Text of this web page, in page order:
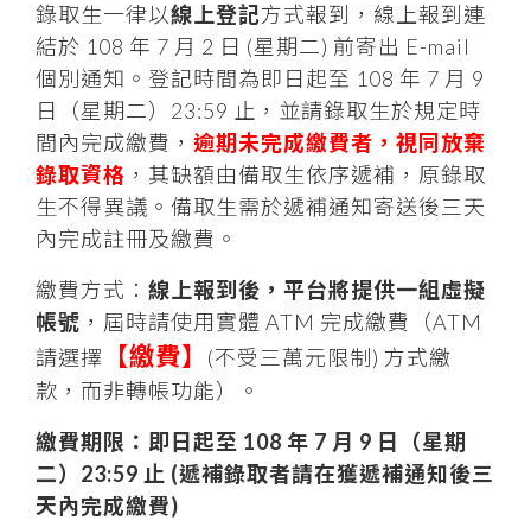
錄取生一律以線上登記方式報到，線上報到連
結於 108 年 7 月 2 日 (星期二) 前寄出 E-mail
個別通知。登記時間為即日起至 108 年 7 月 9
日（星期二）23:59 止，並請錄取生於規定時
間內完成繳費， 逾期未完成繳費者，視同放棄
錄取資格 ，其缺額由備取生依序遞補，原錄取
生不得異議。備取生需於遞補通知寄送後三天
內完成註冊及繳費。
繳費方式： 線上報到後，平台將提供一組虛擬
帳號 ，屆時請使用實體 ATM 完成繳費（ATM
請選擇
【繳費】
(不受三萬元限制) 方式繳
款，而非轉帳功能）。
繳費期限：即日起至 108 年 7 月 9 日（星期
二）23:59 止 (遞補錄取者請在獲遞補通知後三
天內完成繳費)